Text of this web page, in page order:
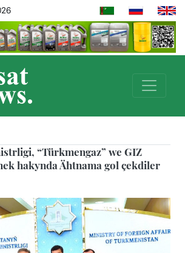
“Türkmengaz” we GIZ
hakynda Ähtnama gol çekdiler